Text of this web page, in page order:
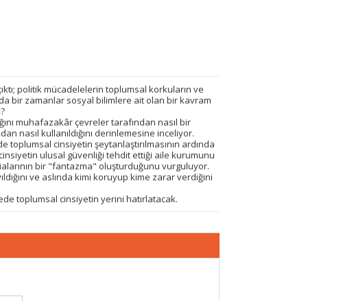
politik mücadelelerin toplumsal korkuların ve
bir zamanlar sosyal bilimlere ait olan bir kavram
muhafazakâr çevreler tarafından nasıl bir
nasıl kullanıldığını derinlemesine inceliyor.
cinsiyetin şeytanlaştırılmasının ardında
ulusal güvenliği tehdit ettiği aile kurumunu
bir "fantazma" oluşturduğunu vurguluyor.
ve aslında kimi koruyup kime zarar verdiğini
toplumsal cinsiyetin yerini hatırlatacak.